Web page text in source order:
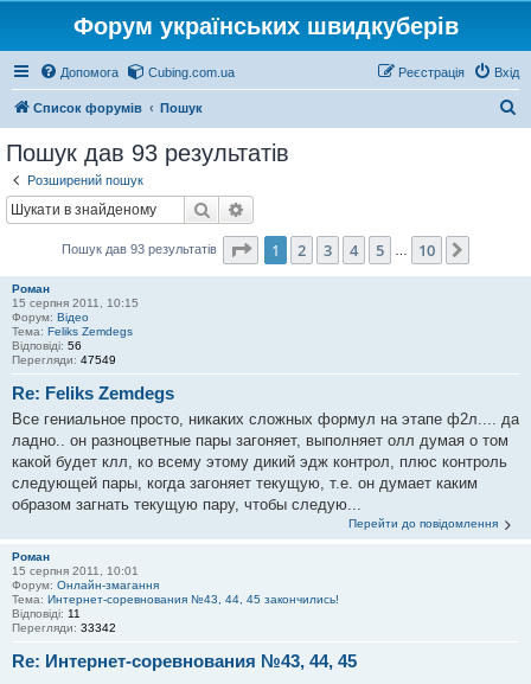
Форум українських швидкуберів
Допомога Cubing.com.ua Вхід
Реєстрація
Список форумів Пошук
Пошук дав 93 результатів
Розширений пошук
Пошук
Пошук дав 93 результатів Сторінка 1 10
1 2 3 4 5 10
Роман
15 серпня 2011, 10:15
Форум: Відео
Тема: Feliks Zemdegs
Відповіді: 56
Перегляди: 47549
Re: Feliks Zemdegs
Все гениальное просто, никаких сложных формул на этапе ф2л.... да
ладно.. он разноцветные пары загоняет, выполняет олл думая о том
какой будет клл, ко всему этому дикий эдж контрол, плюс контроль
следующей пары, когда загоняет текущую, т.е. он думает каким
образом загнать текущую пару, чтобы следую...
Перейти до повідомлення
Роман
15 серпня 2011, 10:01
Форум: Онлайн-змагання
Тема: Интернет-соревнования №43, 44, 45 закончились!
Відповіді: 11
Перегляди: 33342
Re: Интернет-соревнования №43, 44, 45